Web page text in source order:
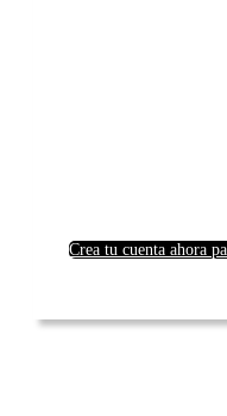
Crea tu cuenta ahora